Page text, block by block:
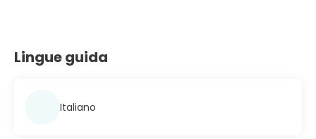
Lingue guida
Italiano